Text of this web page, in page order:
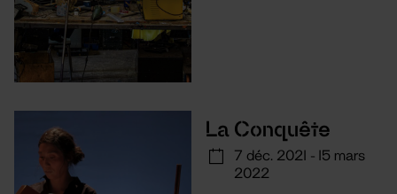
La Conquête
7 déc. 2021 - 15 mars
2022